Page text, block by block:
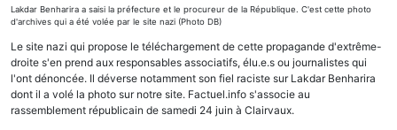
Lakdar Benharira a saisi la préfecture et le procureur de la République. C'est cette photo
d'archives qui a été volée par le site nazi (Photo DB)
Le site nazi qui propose le téléchargement de cette propagande d'extrême-
droite s'en prend aux responsables associatifs, élu.e.s ou journalistes qui
l'ont dénoncée. Il déverse notamment son fiel raciste sur Lakdar Benharira
dont il a volé la photo sur notre site. Factuel.info s'associe au
rassemblement républicain de samedi 24 juin à Clairvaux.